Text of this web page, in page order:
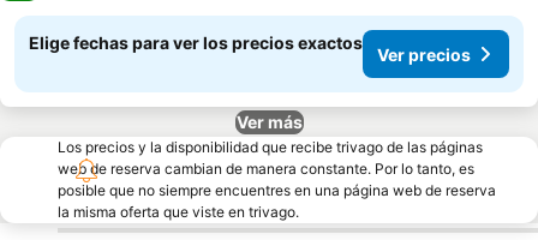
Elige fechas para ver los precios exactos
Ver precios
Ver más
Los precios y la disponibilidad que recibe trivago de las páginas
web de reserva cambian de manera constante. Por lo tanto, es
posible que no siempre encuentres en una página web de reserva
la misma oferta que viste en trivago.